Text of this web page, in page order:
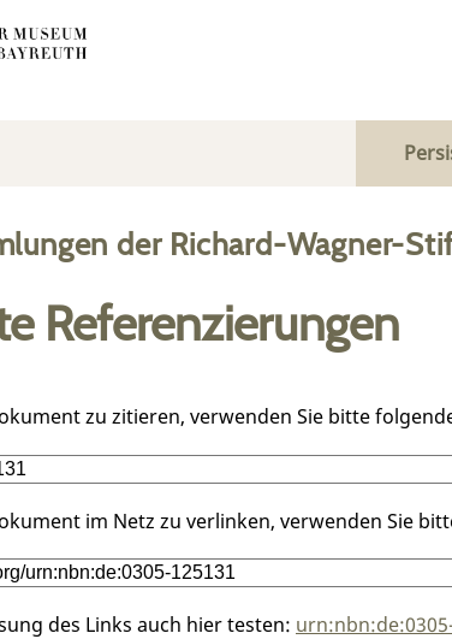
der Richard-Wagner-
Referenzierungen
zu zitieren, verwenden Sie bitte
im Netz zu verlinken, verwenden Sie
des Links auch hier testen: